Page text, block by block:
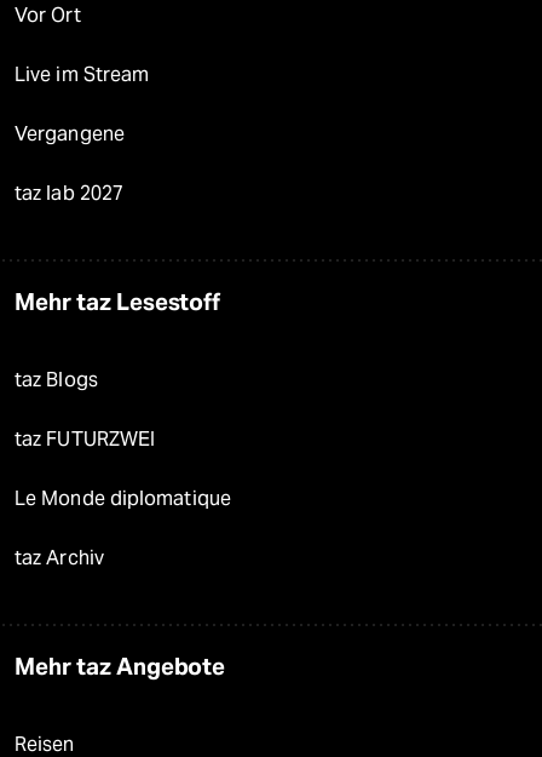
Vor Ort
Live im Stream
Vergangene
taz lab 2027
Mehr taz Lesestoff
taz Blogs
taz FUTURZWEI
Le Monde diplomatique
taz Archiv
Mehr taz Angebote
Reisen